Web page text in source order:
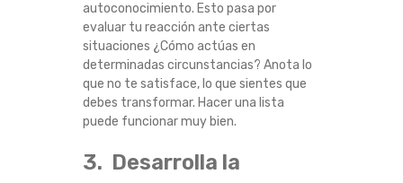
autoconocimiento. Esto pasa por
evaluar tu reacción ante ciertas
situaciones ¿Cómo actúas en
determinadas circunstancias? Anota lo
que no te satisface, lo que sientes que
debes transformar. Hacer una lista
puede funcionar muy bien.
3. Desarrolla la